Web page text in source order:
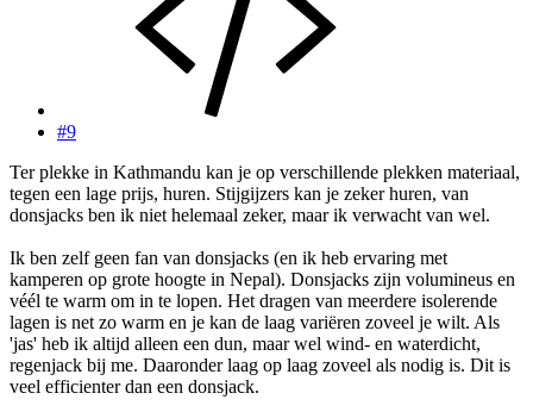
#9
Ter plekke in Kathmandu kan je op verschillende plekken materiaal,
tegen een lage prijs, huren. Stijgijzers kan je zeker huren, van
donsjacks ben ik niet helemaal zeker, maar ik verwacht van wel.
Ik ben zelf geen fan van donsjacks (en ik heb ervaring met
kamperen op grote hoogte in Nepal). Donsjacks zijn volumineus en
véél te warm om in te lopen. Het dragen van meerdere isolerende
lagen is net zo warm en je kan de laag variëren zoveel je wilt. Als
'jas' heb ik altijd alleen een dun, maar wel wind- en waterdicht,
regenjack bij me. Daaronder laag op laag zoveel als nodig is. Dit is
veel efficienter dan een donsjack.